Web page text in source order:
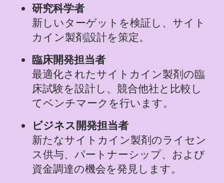
研究科学者
新しいターゲットを検証し、サイト
カイン製剤設計を策定。
臨床開発担当者
最適化されたサイトカイン製剤の臨
床試験を設計し、競合他社と比較し
てベンチマークを行います。
ビジネス開発担当者
新たなサイトカイン製剤のライセン
ス供与、パートナーシップ、および
資金調達の機会を発見します。